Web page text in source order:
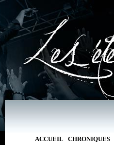
ACCUEIL CHRONIQUES